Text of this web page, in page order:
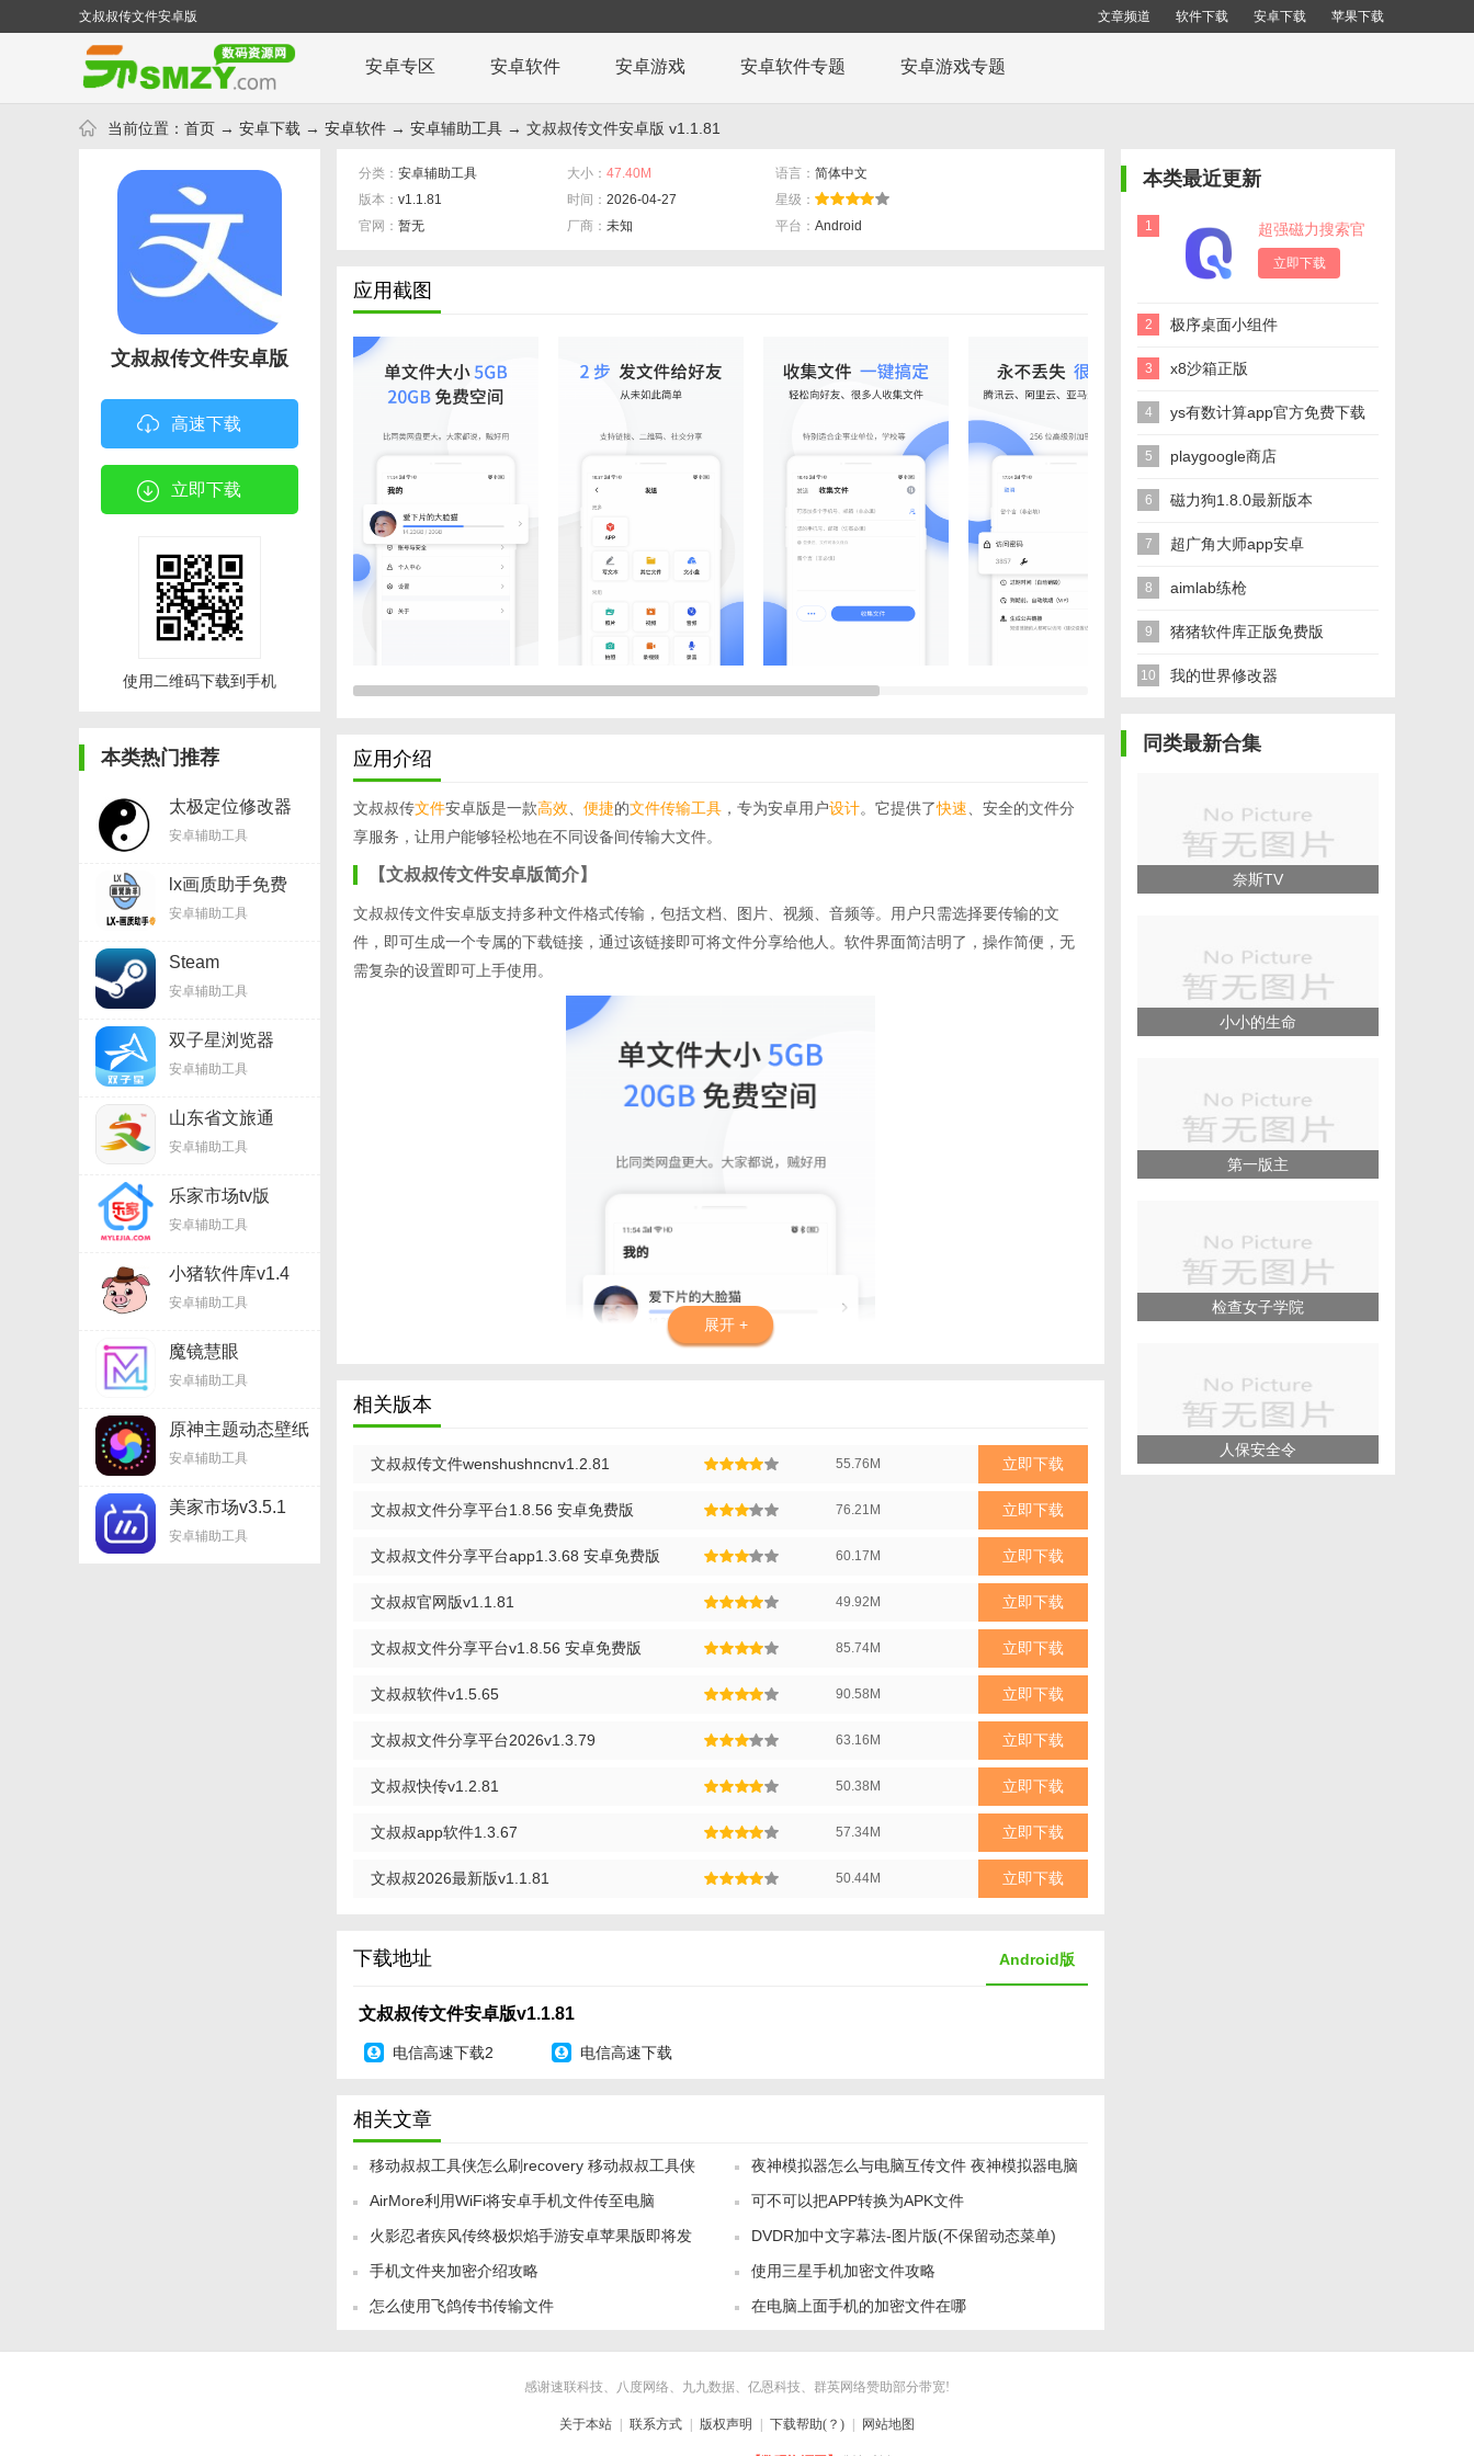
文叔叔传文件安卓版 文章频道 软件下载 安卓下载 苹果下载
安卓专区 安卓软件 安卓游戏 安卓软件专题 安卓游戏专题
当前位置： 首页 → 安卓下载 → 安卓软件 → 安卓辅助工具 → 文叔叔传文件安卓版 v1.1.81
文叔叔传文件安卓版
高速下载
立即下载
使用二维码下载到手机
本类热门推荐
太极定位修改器
appv8.3.6
安卓辅助工具
lx画质助手免费
v1.8.0
安卓辅助工具
Steam
Mobilev3.6.0
安卓辅助工具
双子星浏览器
appv1.5
安卓辅助工具
山东省文旅通
v2.7.7
安卓辅助工具
乐家市场tv版
v1.6.9
安卓辅助工具
小猪软件库v1.4
安卓辅助工具
魔镜慧眼
v2.6.25.1215
安卓辅助工具
原神主题动态壁纸
v3.14
安卓辅助工具
美家市场v3.5.1
安卓辅助工具
分类： 安卓辅助工具 大小： 47.40M 语言： 简体中文
版本： v1.1.81 时间： 2026-04-27
星级：
官网： 暂无 厂商： 未知 平台： Android
应用截图
应用介绍
文叔叔传文件安卓版是一款高效 便捷的文件传输工具 ，专为安卓用户设计。它提供了快速 、安全的文件分
享服务，让用户能够轻松地在不同设备间传输大文件。
【文叔叔传文件安卓版简介】
文叔叔传文件安卓版支持多种文件格式传输，包括文档、图片、视频、音频等。用户只需选择要传输的文
件，即可生成一个专属的下载链接，通过该链接即可将文件分享给他人。软件界面简洁明了，操作简便，无
需复杂的设置即可上手使用。
【文叔叔传文件安卓版特色】
1. 高速传输：采用先进的传输技术，确保文件传输速度稳定且高效。
2. 大文件支持：不受文件大小限制，轻松传输大型文件，如高清视频、大型文档等。
3. 安全加密：采用高级加密技术，保护用户数据安全，确保文件在传输过程中不被泄露。
1. 无广告干扰：提供纯净的使用环境，无广告打扰，让用户专注于文件传输。
2. 永久保存：上传的文件可永久保存，方便用户随时查看和分享。
【文叔叔传文件安卓版优势】
4. 优质服务：提供24小时客服支持，及时解决用户在使用过程中遇到的问题。
5. 持续更新：不断优化软件性能，增加新功能，提升用户体验。
【文叔叔传文件安卓版点评】
文叔叔传文件安卓版以其高效、便捷、安全的文件传输功能赢得了广大用户的青睐。无论是个人日常的文件
分享还是企业间的大型文件传输，它都能提供出色的服务。软件界面简洁易用，操作流畅，且支持多种文件
步提升了用户的使用体验。总的来说，文叔叔传文件安卓版是一款值得推荐的文件传输工具。
展开 +
相关版本
文叔叔传文件wenshushncnv1.2.81 55.76M 立即下载
文叔叔文件分享平台1.8.56 安卓免费版 76.21M 立即下载
文叔叔文件分享平台app1.3.68 安卓免费版 60.17M 立即下载
文叔叔官网版v1.1.81 49.92M 立即下载
文叔叔文件分享平台v1.8.56 安卓免费版 85.74M 立即下载
文叔叔软件v1.5.65 90.58M 立即下载
文叔叔文件分享平台2026v1.3.79 63.16M 立即下载
文叔叔快传v1.2.81 50.38M 立即下载
文叔叔app软件1.3.67 57.34M 立即下载
文叔叔2026最新版v1.1.81 50.44M 立即下载
下载地址 Android版
文叔叔传文件安卓版v1.1.81
电信高速下载2 电信高速下载
相关文章
移动叔叔工具侠怎么刷recovery 移动叔叔工具侠
刷recovery方法
夜神模拟器怎么与电脑互传文件 夜神模拟器电脑
互传文件教程
AirMore利用WiFi将安卓手机文件传至电脑
可不可以把APP转换为APK文件
火影忍者疾风传终极炽焰手游安卓苹果版即将发
售
DVDR加中文字幕法-图片版(不保留动态菜单)
手机文件夹加密介绍攻略
使用三星手机加密文件攻略
怎么使用飞鸽传书传输文件
在电脑上面手机的加密文件在哪
本类最近更新
1
超强磁力搜索官
方版
立即下载
2 极序桌面小组件
3 x8沙箱正版
4 ys有数计算app官方免费下载
5 playgoogle商店
6 磁力狗1.8.0最新版本
7 超广角大师app安卓
8 aimlab练枪
9 猪猪软件库正版免费版
10 我的世界修改器
同类最新合集
奈斯TV
小小的生命
第一版主
检查女子学院
人保安全令
感谢速联科技、八度网络、九九数据、亿恩科技、群英网络赞助部分带宽!
关于本站 联系方式 版权声明 下载帮助(？) 网站地图